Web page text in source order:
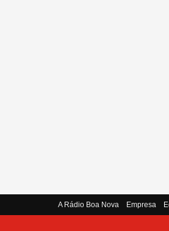
A Rádio Boa Nova Empresa